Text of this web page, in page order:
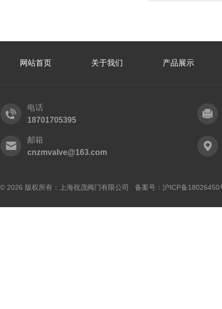
网站首页 关于我们 产品展示
电话
18701705395
邮箱
cnzmvalve@163.com
© 2026 版权所有：上海祝茂阀门有限公司 备案号： 沪ICP备18026450